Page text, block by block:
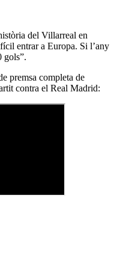
del Villarreal en
entrar a Europa. Si l’any
gols”.
premsa completa de
contra el Real Madrid: